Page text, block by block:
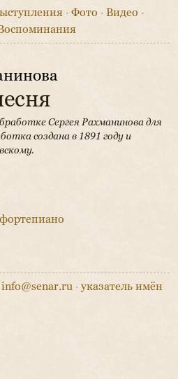
· Фото · Видео ·
Сергея Рахманинова для
создана в 1891 году и
info@senar.ru · указатель имён